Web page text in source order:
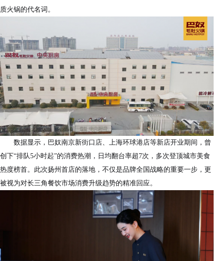
质火锅的代名词。
数据显示，巴奴南京新街口店、上海环球港店等新店开业期间，曾
创下“排队5小时起”的消费热潮，日均翻台率超7次，多次登顶城市美食
热度榜首。此次扬州首店的落地，不仅是品牌全国战略的重要一步，更
被视为对长三角餐饮市场消费升级趋势的精准回应。